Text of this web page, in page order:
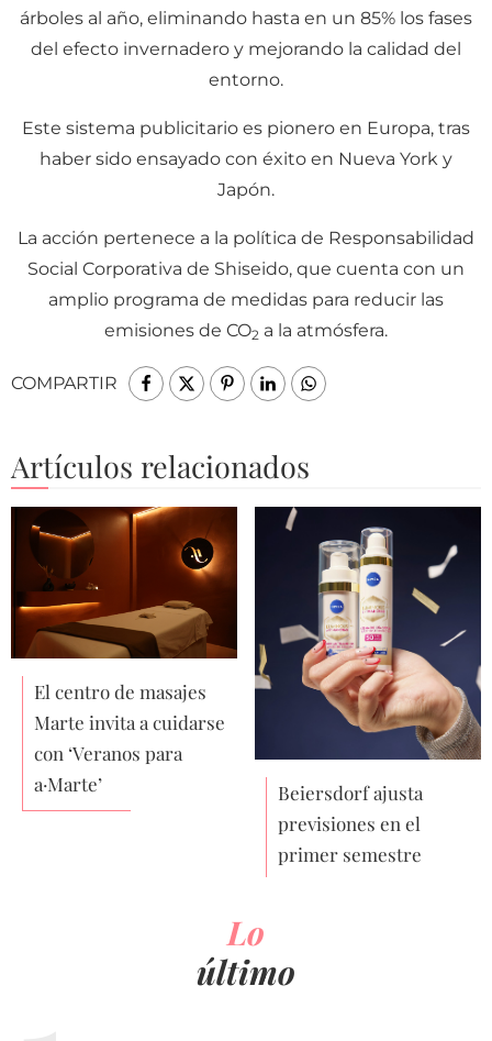
árboles al año, eliminando hasta en un 85% los fases
del efecto invernadero y mejorando la calidad del
entorno.
Este sistema publicitario es pionero en Europa, tras
haber sido ensayado con éxito en Nueva York y
Japón.
La acción pertenece a la política de Responsabilidad
Social Corporativa de Shiseido, que cuenta con un
amplio programa de medidas para reducir las
emisiones de CO2 a la atmósfera.
COMPARTIR
Artículos relacionados
El centro de masajes
Marte invita a cuidarse
con ‘Veranos para
a·Marte’
Beiersdorf ajusta
previsiones en el
primer semestre
Lo
último